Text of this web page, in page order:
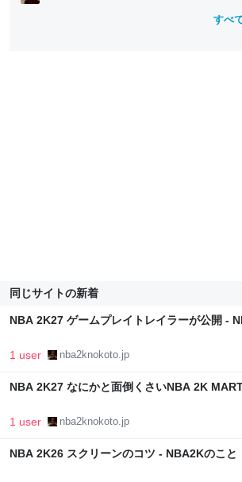
すべ
同じサイトの新着
NBA 2K27 ゲームプレイトレイラーが公開 -
1 user nba2knokoto.jp
NBA 2K27 なにかと面倒くさいNBA 2K
1 user nba2knokoto.jp
NBA 2K26 スクリーンのコツ - NBA2Kのこと